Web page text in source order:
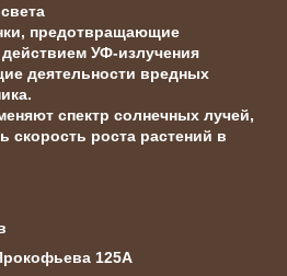
предотвращающие
УФ-излучения
деятельности вредных
спектр солнечных лучей,
скорость роста растений в
125А